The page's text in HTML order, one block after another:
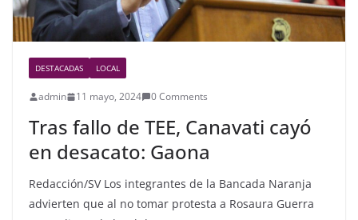
DESTACADAS LOCAL
admin 11 mayo, 2024 0 Comments
Tras fallo de TEE, Canavati cayó
en desacato: Gaona
Redacción/SV Los integrantes de la Bancada Naranja
advierten que al no tomar protesta a Rosaura Guerra